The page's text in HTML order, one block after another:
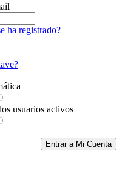
ha registrado?
usuarios activos
Entrar a Mi Cuenta